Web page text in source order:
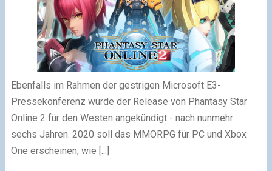
Ebenfalls im Rahmen der gestrigen Microsoft E3-
Pressekonferenz wurde der Release von Phantasy Star
Online 2 für den Westen angekündigt - nach nunmehr
sechs Jahren. 2020 soll das MMORPG für PC und Xbox
One erscheinen, wie [...]